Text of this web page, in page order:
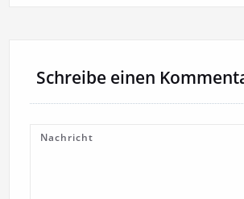
Schreibe einen